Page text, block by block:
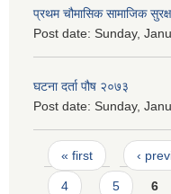
प्रथम चौमासिक सामाजिक
Post date: Sunday,
घटना दर्ता पौष २०७३
Post date: Sunday,
Pages
« first ‹
4 5 6